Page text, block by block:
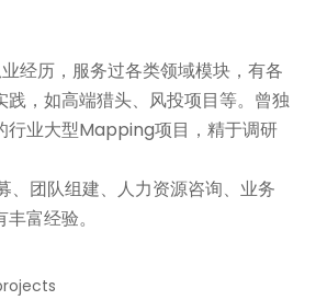
，个人能力出色，擅长高管招聘，
有丰富的累积和执行经验。
，精通九型人格，能够帮助创业企